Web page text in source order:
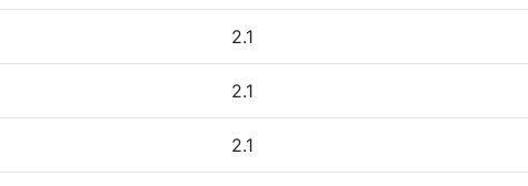
2.1
2.1
2.1